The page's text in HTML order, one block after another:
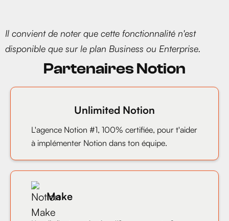
Il convient de noter que cette fonctionnalité n'est
disponible que sur le plan Business ou Enterprise.
Partenaires Notion
Unlimited Notion
L'agence Notion #1, 100% certifiée, pour t'aider
à implémenter Notion dans ton équipe.
Make